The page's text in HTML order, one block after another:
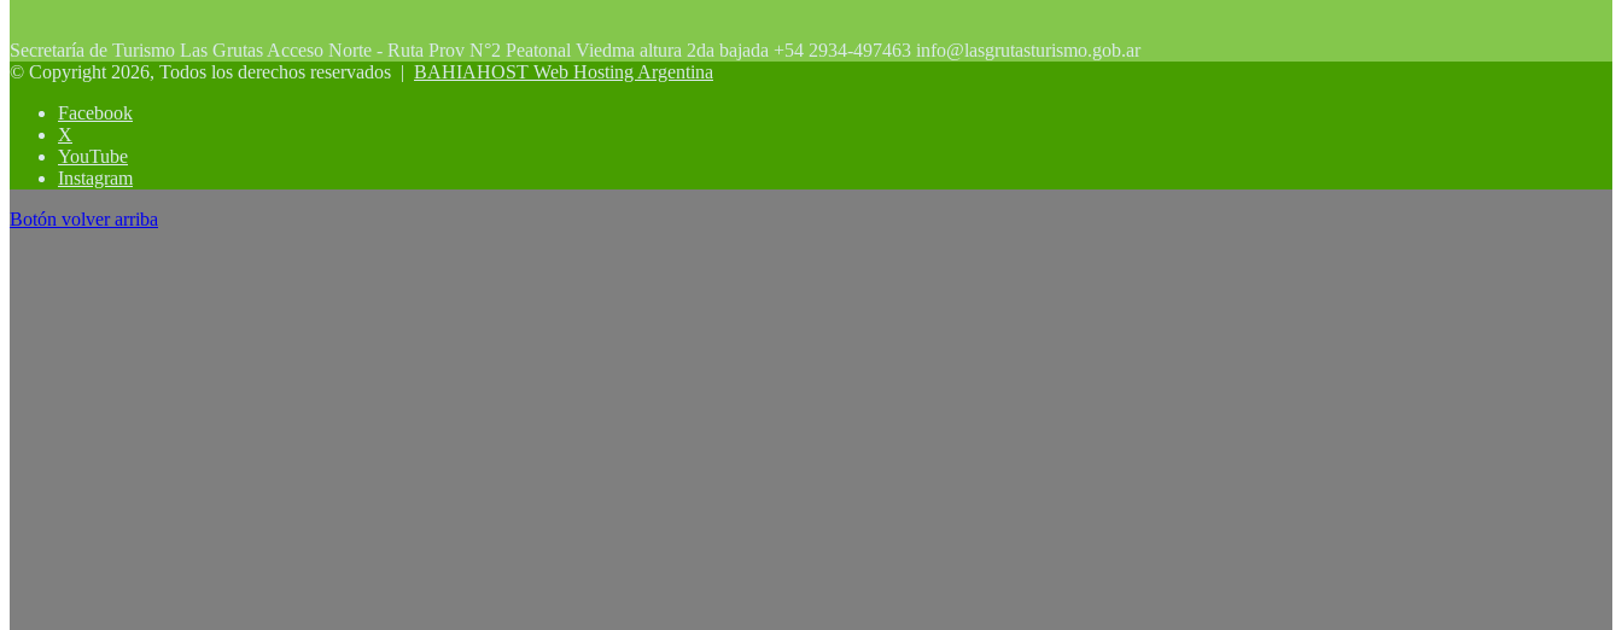
Secretaría de Turismo Las Grutas Acceso Norte - Ruta Prov N°2 Peatonal Viedma altura 2da bajada +54 2934-497463 info@lasgrutasturismo.gob.ar
© Copyright 2026, Todos los derechos reservados | BAHIAHOST Web Hosting Argentina
Facebook
X
YouTube
Instagram
Botón volver arriba